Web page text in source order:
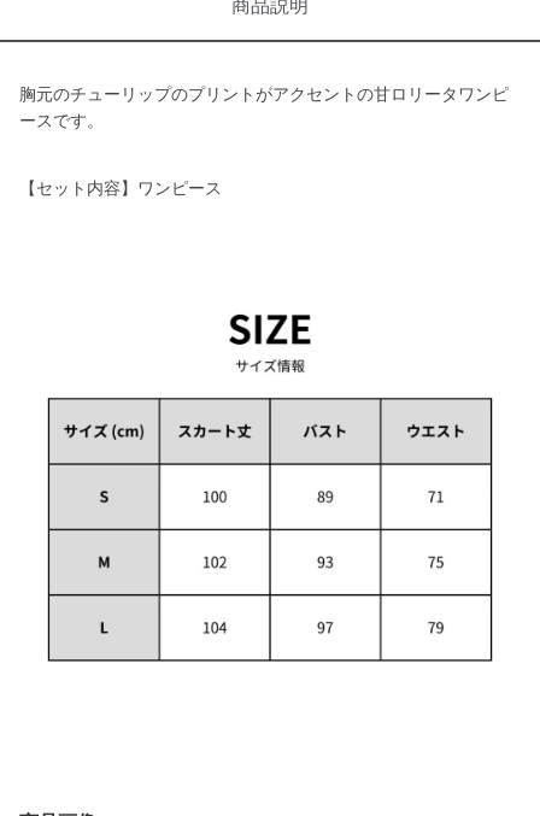
商品説明
胸元のチューリップのプリントがアクセントの甘ロリータワンピ
ースです。
【セット内容】ワンピース